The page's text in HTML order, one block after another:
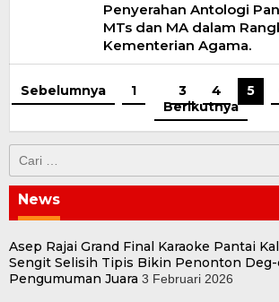
Penyerahan Antologi
MTs dan MA dalam
Kementerian Agama.
Sebelumnya 1 3 4 5
Berikutnya
untuk:
News
Asep Rajai Grand Final Karaoke Pantai
Sengit Selisih Tipis Bikin Penonton
Pengumuman Juara 3 Februari 2026